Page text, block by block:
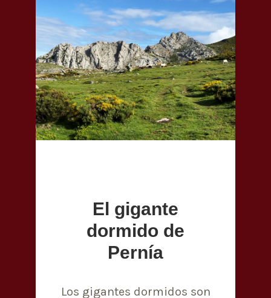
El gigante
dormido de
Pernía
Los gigantes dormidos son